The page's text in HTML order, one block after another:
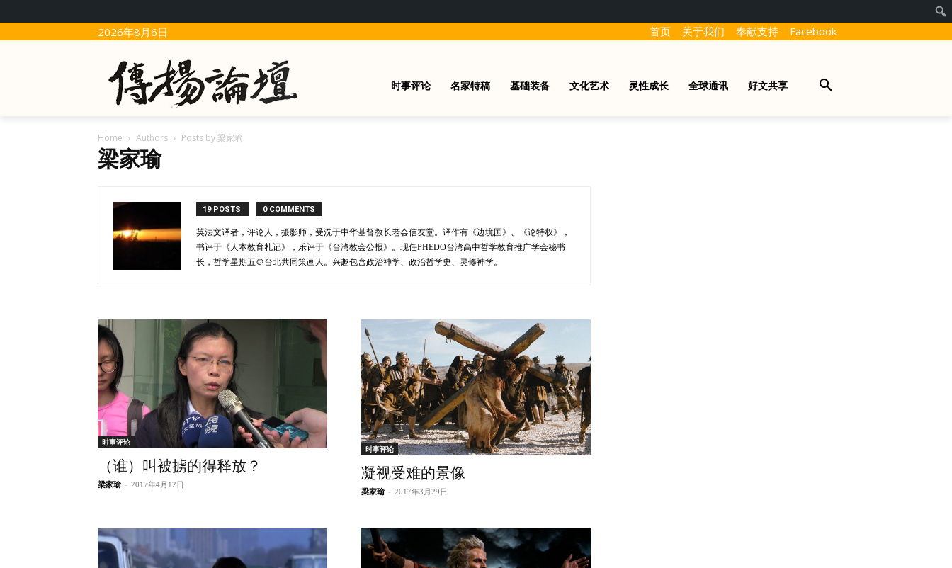
2026年8月6日 首页 关于我们 奉献支持 Facebook
时事评论 名家特稿 基础装备 文化艺术 灵性成长 全球通讯 好文共享
Home Authors Posts by 梁家瑜
梁家瑜
19 POSTS 0 COMMENTS
英法文译者，评论人，摄影师，受洗于中华基督教长老会信友堂。译作有《边境国》、《论特权》，
书评于《人本教育札记》，乐评于《台湾教会公报》。现任PHEDO台湾高中哲学教育推广学会秘书
长，哲学星期五＠台北共同策画人。兴趣包含政治神学、政治哲学史、灵修神学。
时事评论
（谁）叫被掳的得释放？
梁家瑜 - 2017年4月12日
时事评论
凝视受难的景像
梁家瑜 - 2017年3月29日